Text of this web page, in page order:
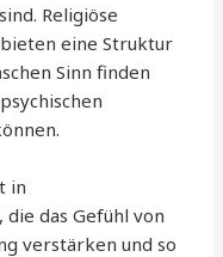
Religiöse
eine Struktur
Sinn finden
in
das Gefühl von
verstärken und so